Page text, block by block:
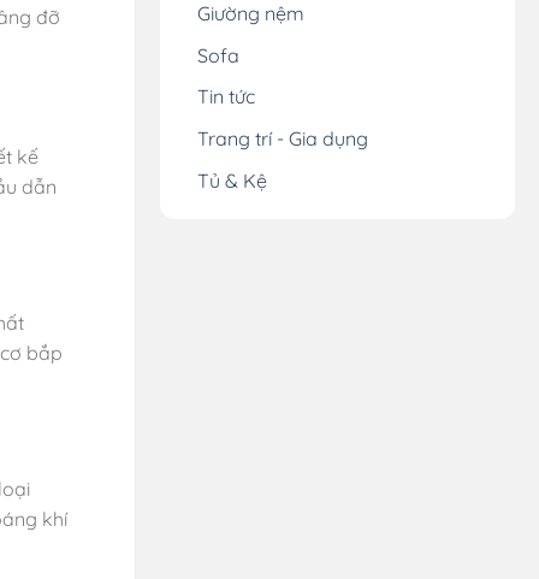
đỡ
kế
dẫn
bắp
khí
Giường nệm
Sofa
Tin tức
Trang trí - Gia dụng
Tủ & Kệ